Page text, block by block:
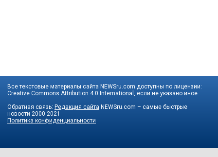
Все текстовые материалы сайта NEWSru.com доступны по лицензии:
Creative Commons Attribution 4.0 International , если не указано иное.
Обратная связь: Редакция сайта NEWSru.com – самые быстрые
новости 2000-2021
Политика конфиденциальности